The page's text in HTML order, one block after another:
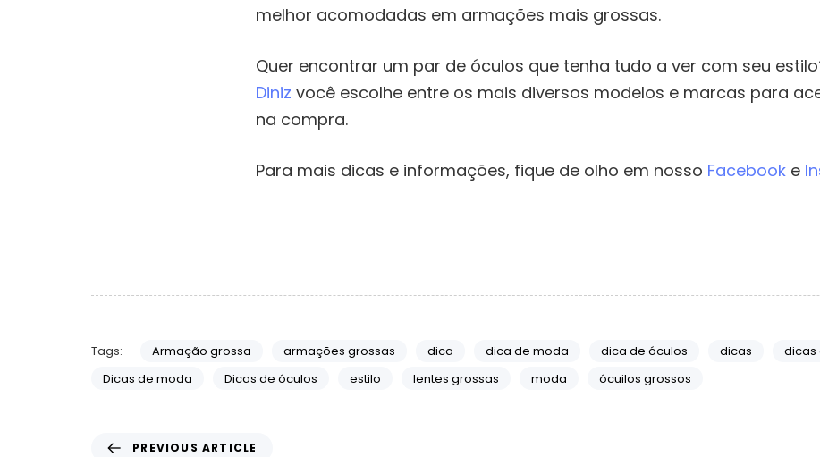
melhor acomodadas em armações mais grossas.
Quer encontrar um par de óculos que tenha tudo a ver com seu
Diniz você escolhe entre os mais diversos modelos e marcas para
na compra.
Para mais dicas e informações, fique de olho em nosso Facebook e
Tags: Armação grossa armações grossas dica dica de moda dica de óculos dicas
dicas
Dicas de moda
Dicas de óculos estilo lentes grossas moda ócuilos grossos
PREVIOUS ARTICLE